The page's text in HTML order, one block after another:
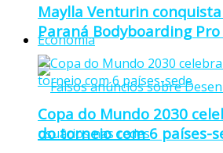
Economia
Maylla Venturin
Paraná Bodyboarding
Copa do Mundo 2030
do torneio com 6 países-